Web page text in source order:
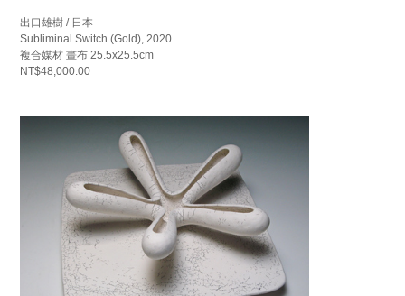
出口雄樹 / 日本
Subliminal Switch (Gold), 2020
複合媒材 畫布 25.5x25.5cm
NT$48,000.00